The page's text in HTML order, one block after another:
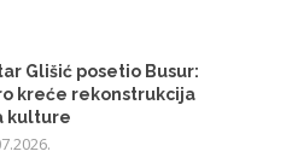
Glišić posetio Busur:
kreće rekonstrukcija
kulture